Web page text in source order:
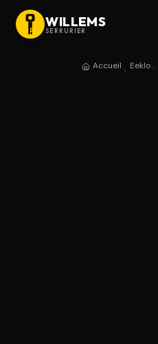
WILLEMS
SERRURIER
Accueil Eeklo